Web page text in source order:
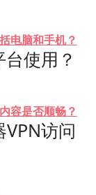
电脑和手机？
使用？
容是否顺畅？
访问